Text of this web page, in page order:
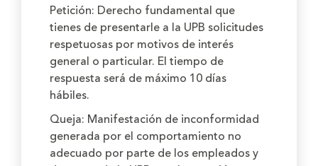
Petición: Derecho fundamental que
tienes de presentarle a la UPB solicitudes
respetuosas por motivos de interés
general o particular. El tiempo de
respuesta será de máximo 10 días
hábiles.
Queja: Manifestación de inconformidad
generada por el comportamiento no
adecuado por parte de los empleados y